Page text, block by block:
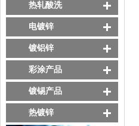
热轧酸洗
电镀锌
镀铝锌
彩涂产品
镀锡产品
热镀锌